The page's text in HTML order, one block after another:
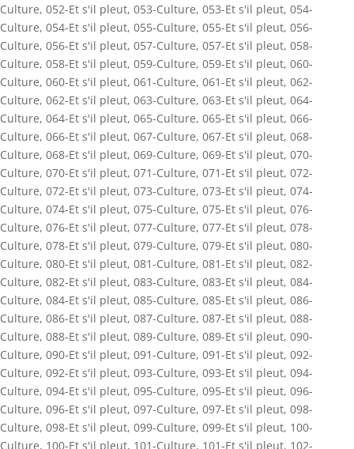
Culture, 052-Et s'il pleut, 053-Culture, 053-Et s'il pleut, 054-
Culture, 054-Et s'il pleut, 055-Culture, 055-Et s'il pleut, 056-
Culture, 056-Et s'il pleut, 057-Culture, 057-Et s'il pleut, 058-
Culture, 058-Et s'il pleut, 059-Culture, 059-Et s'il pleut, 060-
Culture, 060-Et s'il pleut, 061-Culture, 061-Et s'il pleut, 062-
Culture, 062-Et s'il pleut, 063-Culture, 063-Et s'il pleut, 064-
Culture, 064-Et s'il pleut, 065-Culture, 065-Et s'il pleut, 066-
Culture, 066-Et s'il pleut, 067-Culture, 067-Et s'il pleut, 068-
Culture, 068-Et s'il pleut, 069-Culture, 069-Et s'il pleut, 070-
Culture, 070-Et s'il pleut, 071-Culture, 071-Et s'il pleut, 072-
Culture, 072-Et s'il pleut, 073-Culture, 073-Et s'il pleut, 074-
Culture, 074-Et s'il pleut, 075-Culture, 075-Et s'il pleut, 076-
Culture, 076-Et s'il pleut, 077-Culture, 077-Et s'il pleut, 078-
Culture, 078-Et s'il pleut, 079-Culture, 079-Et s'il pleut, 080-
Culture, 080-Et s'il pleut, 081-Culture, 081-Et s'il pleut, 082-
Culture, 082-Et s'il pleut, 083-Culture, 083-Et s'il pleut, 084-
Culture, 084-Et s'il pleut, 085-Culture, 085-Et s'il pleut, 086-
Culture, 086-Et s'il pleut, 087-Culture, 087-Et s'il pleut, 088-
Culture, 088-Et s'il pleut, 089-Culture, 089-Et s'il pleut, 090-
Culture, 090-Et s'il pleut, 091-Culture, 091-Et s'il pleut, 092-
Culture, 092-Et s'il pleut, 093-Culture, 093-Et s'il pleut, 094-
Culture, 094-Et s'il pleut, 095-Culture, 095-Et s'il pleut, 096-
Culture, 096-Et s'il pleut, 097-Culture, 097-Et s'il pleut, 098-
Culture, 098-Et s'il pleut, 099-Culture, 099-Et s'il pleut, 100-
Culture, 100-Et s'il pleut, 101-Culture, 101-Et s'il pleut, 102-